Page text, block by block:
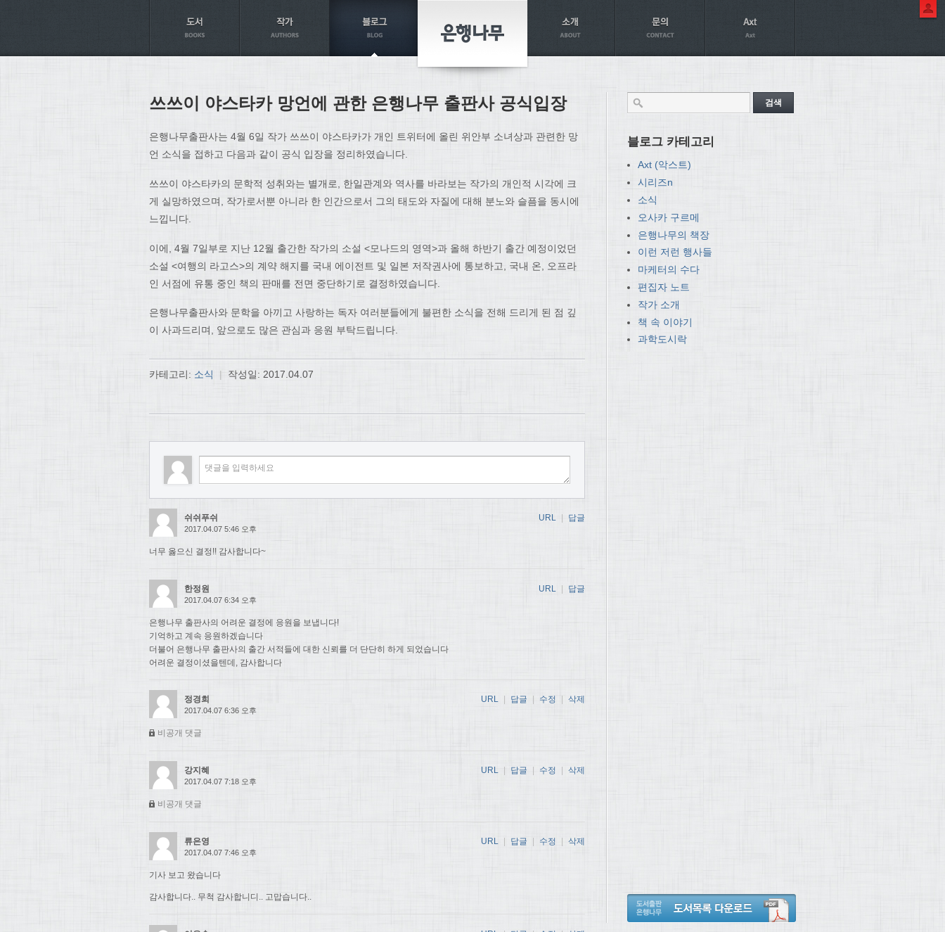
쓰쓰이 야스타카 망언에 관한 은행나무 출판사 공식입장
은행나무출판사는 4월 6일 작가 쓰쓰이 야스타카가 개인 트위터에 올린 위안부 소녀상과 관련한 망
언 소식을 접하고 다음과 같이 공식 입장을 정리하였습니다.
쓰쓰이 야스타카의 문학적 성취와는 별개로, 한일관계와 역사를 바라보는 작가의 개인적 시각에 크
게 실망하였으며, 작가로서뿐 아니라 한 인간으로서 그의 태도와 자질에 대해 분노와 슬픔을 동시에
느낍니다.
이에, 4월 7일부로 지난 12월 출간한 작가의 소설 <모나드의 영역>과 올해 하반기 출간 예정이었던
소설 <여행의 라고스>의 계약 해지를 국내 에이전트 및 일본 저작권사에 통보하고, 국내 온, 오프라
인 서점에 유통 중인 책의 판매를 전면 중단하기로 결정하였습니다.
은행나무출판사와 문학을 아끼고 사랑하는 독자 여러분들에게 불편한 소식을 전해 드리게 된 점 깊
이 사과드리며, 앞으로도 많은 관심과 응원 부탁드립니다.
카테고리: 소식 | 작성일: 2017.04.07
쉬쉬푸쉬
2017.04.07 5:46 오후
너무 옳으신 결정!! 감사합니다~
URL | 답글
한정원
2017.04.07 6:34 오후
은행나무 출판사의 어려운 결정에 응원을 보냅니다!
기억하고 계속 응원하겠습니다
더불어 은행나무 출판사의 출간 서적들에 대한 신뢰를 더 단단히 하게 되었습니다
어려운 결정이셨을텐데, 감사합니다
URL | 답글
정경희
2017.04.07 6:36 오후
비공개 댓글
URL 답글 수정 삭제
강지혜
2017.04.07 7:18 오후
비공개 댓글
URL 답글 수정 삭제
류은영
2017.04.07 7:46 오후
기사 보고 왔습니다
감사합니다.. 무척 감사합니디.. 고맙습니다..
URL 답글 수정 삭제
블로그 카테고리
Axt (악스트)
시리즈n
소식
오사카 구르메
은행나무의 책장
이런 저런 행사들
마케터의 수다
편집자 노트
작가 소개
책 속 이야기
과학도시락